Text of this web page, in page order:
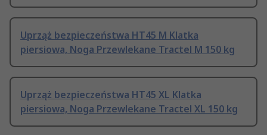
Uprząż bezpieczeństwa HT45 M Klatka
piersiowa, Noga Przewlekane Tractel M 150 kg
Uprząż bezpieczeństwa HT45 XL Klatka
piersiowa, Noga Przewlekane Tractel XL 150 kg